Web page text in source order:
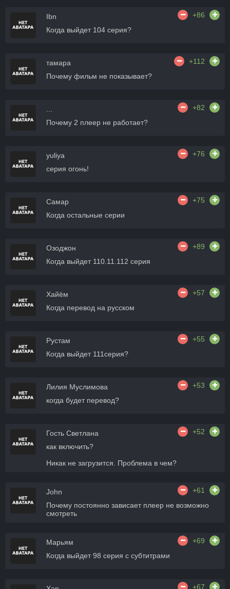
Ibn
+86
Когда выйдет 104 серия?
тамара
+112
Почему фильм не показывает?
+82
Почему 2 плеер не работает?
yuliya
+76
серия огонь!
Самар
+75
Когда остальные серии
Озоджон
+89
Когда выйдет 110.11.112 серия
Хайём
+57
Когда перевод на русском
Рустам
+55
Когда выйдет 111серия?
Лилия Муслимова
+53
когда будет перевод?
Гость Светлана
+52
как включить?
Никак не загрузится. Проблема в чем?
John
+61
Почему постоянно зависает плеер не возможно
смотреть
Марьям
+69
Когда выйдет 98 серия с субтитрами
+67